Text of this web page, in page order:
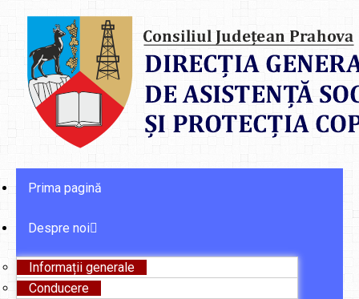
Prima pagină
Despre noi
Informații generale
Conducere